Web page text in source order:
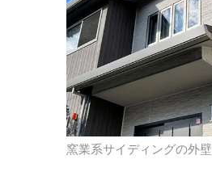
窯業系サイディングの外壁